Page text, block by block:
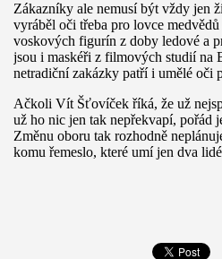
Zákazníky ale nemusí být vždy jen
vyráběl oči třeba pro lovce
voskových figurín z doby ledové a
jsou i maskéři z filmových studií na
netradiční zakázky patří i umělé oči
Ačkoli Vít Šťovíček říká, že už
už ho nic jen tak nepřekvapí, pořád
Změnu oboru tak rozhodně
komu řemeslo, které umí jen dva